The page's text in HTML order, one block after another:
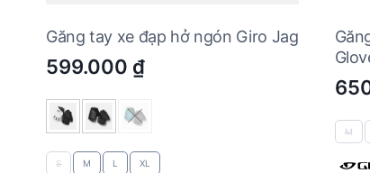
Găng tay xe đạp hở ngón Giro Jag
599.000 ₫
S M L XL
M